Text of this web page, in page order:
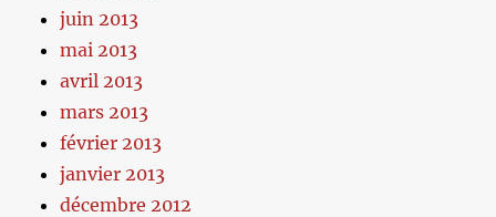
juin 2013
mai 2013
avril 2013
mars 2013
février 2013
janvier 2013
décembre 2012